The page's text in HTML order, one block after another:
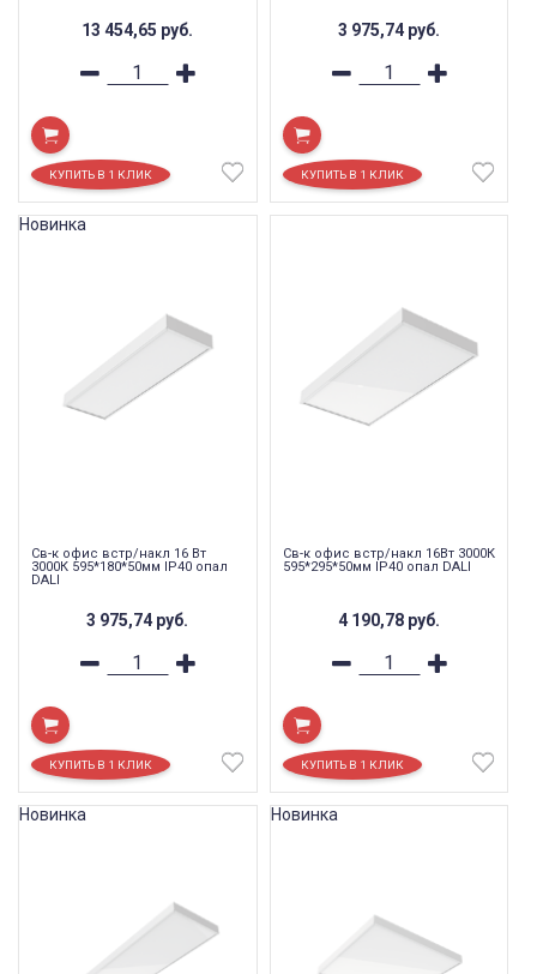
13 454,65 руб. 3 975,74 руб.
Св-к офис встр/накл 16 Вт
3000К 595*180*50мм IP40 опал
DALI
3 975,74 руб.
Новинка
Св-к офис встр/накл 16Вт 3000К
595*295*50мм IP40 опал DALI
4 190,78 руб.
Новинка Новинка